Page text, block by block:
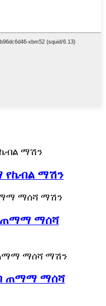
የኬብል ማሽን
ጠማማ ማሰሻ
ጠማማ ማሰሻ